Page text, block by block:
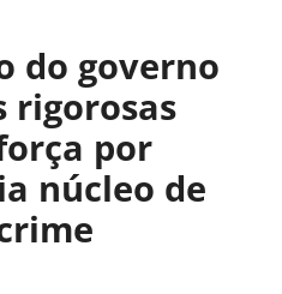
do governo
rigorosas
por
núcleo de